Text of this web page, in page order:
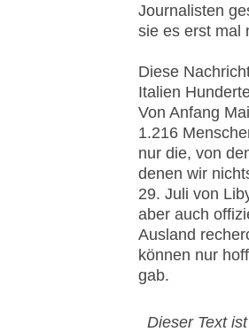
Journalisten
sie es erst mal
Diese
Italien
Von Anfang
1.216
nur die, von
denen wir
29. Juli von
aber auch
Ausland
können nur
gab.
Dieser Text